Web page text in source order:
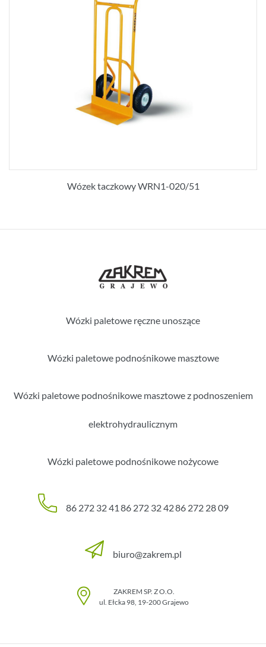
Wózek taczkowy WRN1-020/51
Wózki paletowe ręczne unoszące
Wózki paletowe podnośnikowe masztowe
Wózki paletowe podnośnikowe masztowe z podnoszeniem
elektrohydraulicznym
Wózki paletowe podnośnikowe nożycowe
86 272 32 41 86 272 32 4286 272 28 09
biuro@zakrem.pl
ZAKREM SP. Z O.O.
ul. Ełcka 98 19-200Grajewo